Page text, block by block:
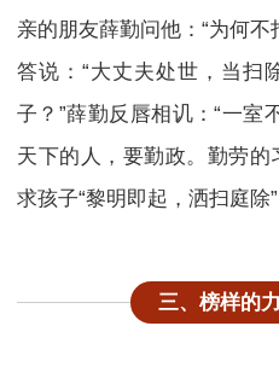
亲的朋友薛勤问他：“为何不
答说：“大丈夫处世，当扫
子？”薛勤反唇相讥：“一室
天下的人，要勤政。勤劳
求孩子“黎明即起，洒扫庭除
三、 榜样的